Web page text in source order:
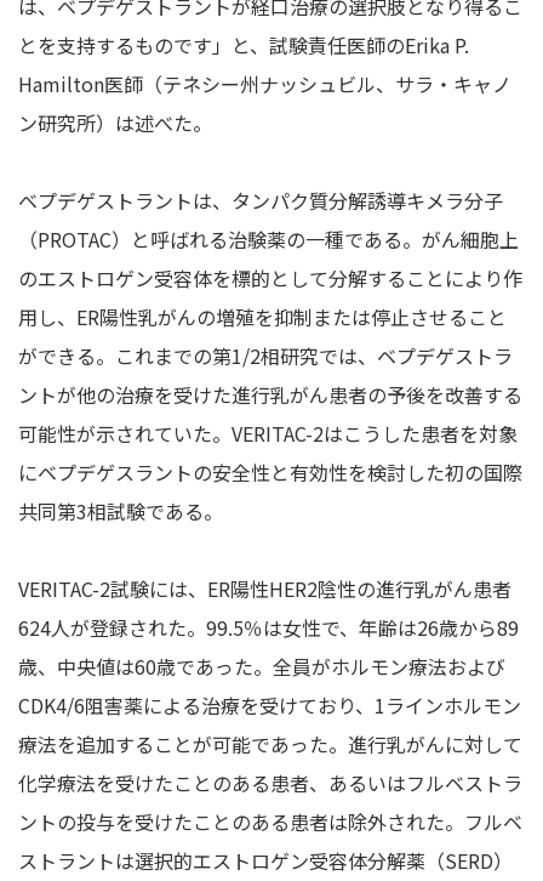
とを支持するものです」と、試験責任医師のErika P.
Hamilton医師（テネシー州ナッシュビル、サラ・キャノ
ン研究所）は述べた。
ベプデゲストラントは、タンパク質分解誘導キメラ分子
（PROTAC）と呼ばれる治験薬の一種である。がん細胞上
のエストロゲン受容体を標的として分解することにより作
用し、ER陽性乳がんの増殖を抑制または停止させること
ができる。これまでの第1/2相研究では、ベプデゲストラ
ントが他の治療を受けた進行乳がん患者の予後を改善する
可能性が示されていた。VERITAC-2はこうした患者を対象
にベプデゲスラントの安全性と有効性を検討した初の国際
共同第3相試験である。
VERITAC-2試験には、ER陽性HER2陰性の進行乳がん患者
624人が登録された。99.5％は女性で、年齢は26歳から89
歳、中央値は60歳であった。全員がホルモン療法および
CDK4/6阻害薬による治療を受けており、1ラインホルモン
療法を追加することが可能であった。進行乳がんに対して
化学療法を受けたことのある患者、あるいはフルベストラ
ントの投与を受けたことのある患者は除外された。フルベ
ストラントは選択的エストロゲン受容体分解薬（SERD）